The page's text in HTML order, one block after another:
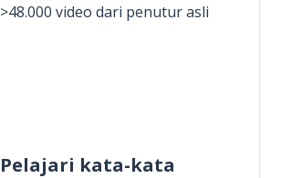
>48.000 video dari penutur asli
Pelajari kata-kata